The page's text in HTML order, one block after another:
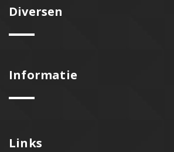
Diversen
Informatie
Links